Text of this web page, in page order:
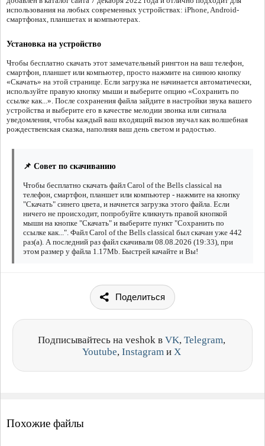
использования на любых современных устройствах: iPhone, Android-
смартфонах, планшетах и компьютерах.
Установка на устройство
Чтобы бесплатно скачать этот замечательный рингтон на ваш телефон,
смартфон, планшет или компьютер, просто нажмите на синюю кнопку
«Скачать» на этой странице. Если загрузка не начинается автоматически,
используйте правую кнопку мыши и выберите опцию «Сохранить по
ссылке как...». После сохранения файла зайдите в настройки звука вашего
устройства и выберите его в качестве мелодии звонка или сигнала
уведомления, чтобы каждый ваш входящий вызов звучал как волшебная
рождественская сказка, наполняя ваш день светом и радостью.
📌 Совет по скачиванию
Чтобы бесплатно скачать файл Carol of the Bells classical на
телефон, смартфон, планшет или компьютер - нажмите на кнопку
"Скачать" синего цвета, и начнется загрузка этого файла. Если
ничего не происходит, попробуйте кликнуть правой кнопкой
мыши на кнопке "Скачать" и выберите пункт "Сохранить по
ссылке как...". Файл Carol of the Bells classical был скачан уже 442
раз(а). А последний раз файл скачивали 08.08.2026 (19:33), при
этом размер у файла 1.17Mb. Быстрей качайте и Вы!
Поделиться
Подписывайтесь на veshok в VK, Telegram,
Youtube, Instagram и X
Похожие файлы